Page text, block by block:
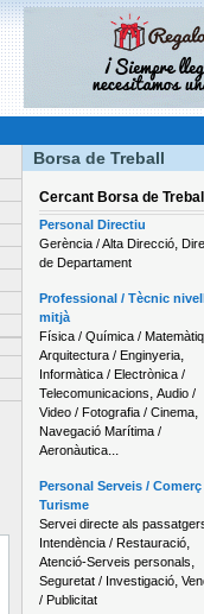
Borsa de Treball
Cercant Borsa de
Personal Directiu
Gerència / Alta Direcció,
de Departament
Professional / Tècnic
mitjà
Física / Química /
Arquitectura / Enginyeria,
Informàtica / Electrònica /
Telecomunicacions, Audio /
Video / Fotografia / Cinema,
Navegació Marítima /
Aeronàutica...
Personal Serveis / Comerç
Turisme
Servei directe als
Intendència / Restauració,
Atenció-Serveis personals,
Seguretat / Investigació,
/ Publicitat